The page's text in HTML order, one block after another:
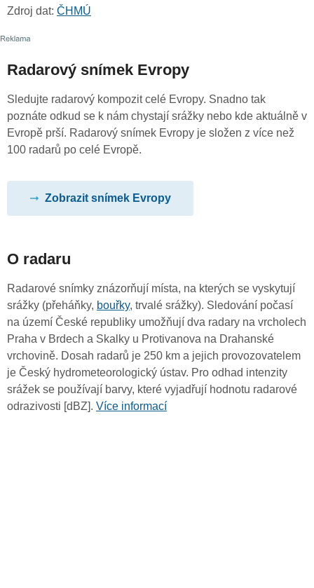
Zdroj dat: ČHMÚ
Radarový snímek Evropy
Sledujte radarový kompozit celé Evropy. Snadno tak
poznáte odkud se k nám chystají srážky nebo kde aktuálně v
Evropě prší. Radarový snímek Evropy je složen z více než
100 radarů po celé Evropě.
Zobrazit snímek Evropy
O radaru
Radarové snímky znázorňují místa, na kterých se vyskytují
srážky (přeháňky, bouřky, trvalé srážky). Sledování počasí
na území České republiky umožňují dva radary na vrcholech
Praha v Brdech a Skalky u Protivanova na Drahanské
vrchovině. Dosah radarů je 250 km a jejich provozovatelem
je Český hydrometeorologický ústav. Pro odhad intenzity
srážek se používají barvy, které vyjadřují hodnotu radarové
odrazivosti [dBZ]. Více informací